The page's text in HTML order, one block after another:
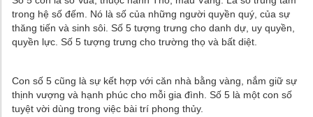
trong hệ số đếm. Nó là số của những người quyền quý, của sự
thăng tiến và sinh sôi. Số 5 tượng trưng cho danh dự, uy quyền,
quyền lực. Số 5 tượng trưng cho trường thọ và bất diệt.
Con số 5 cũng là sự kết hợp với căn nhà bằng vàng, nắm giữ sự
thịnh vượng và hạnh phúc cho mỗi gia đình. Số 5 là một con số
tuyệt vời dùng trong việc bài trí phong thủy.